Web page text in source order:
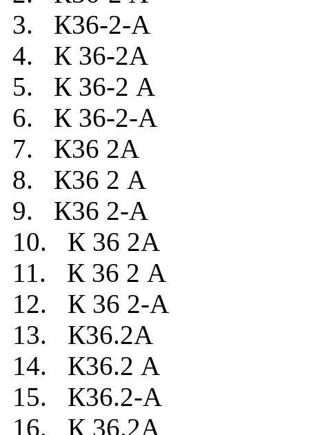
3. К36-2-А
4. К 36-2А
5. К 36-2 А
6. К 36-2-А
7. К36 2А
8. К36 2 А
9. К36 2-А
10. К 36 2А
11. К 36 2 А
12. К 36 2-А
13. К36.2А
14. К36.2 А
15. К36.2-А
16. К 36.2А